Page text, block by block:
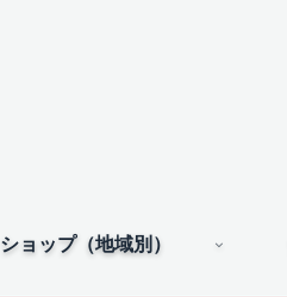
ショップ（地域別）